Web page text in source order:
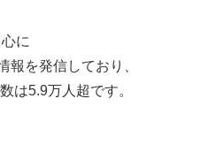
に
報を発信しており、
は5.9万人超です。